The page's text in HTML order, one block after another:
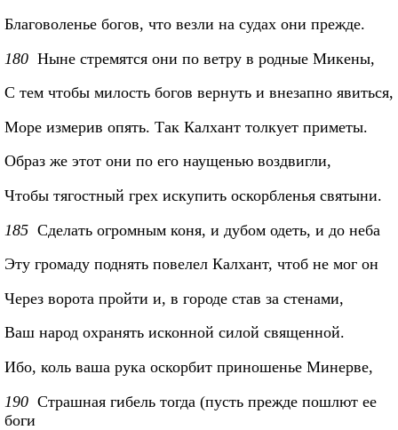
Благоволенье богов, что везли на судах они прежде.
180 Ныне стремятся они по ветру в родные Микены,
С тем чтобы милость богов вернуть и внезапно явиться,
Море измерив опять. Так Калхант толкует приметы.
Образ же этот они по его наущенью воздвигли,
Чтобы тягостный грех искупить оскорбленья святыни.
185 Сделать огромным коня, и дубом одеть, и до неба
Эту громаду поднять повелел Калхант, чтоб не мог он
Через ворота пройти и, в городе став за стенами,
Ваш народ охранять исконной силой священной.
Ибо, коль ваша рука оскорбит приношенье Минерве,
190 Страшная гибель тогда (пусть прежде пошлют ее
боги